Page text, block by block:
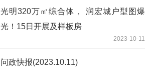
光明320万㎡综合体， 润宏城户型图爆
光！15日开展及样板房
2023-10-11
问政快报(2023.10.11)